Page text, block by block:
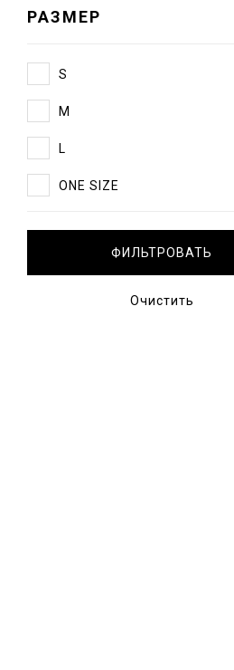
Зелёный
РАЗМЕР
S
M
L
ONE SIZE
Очистить